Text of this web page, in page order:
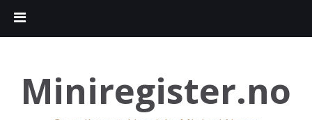
Miniregister.no